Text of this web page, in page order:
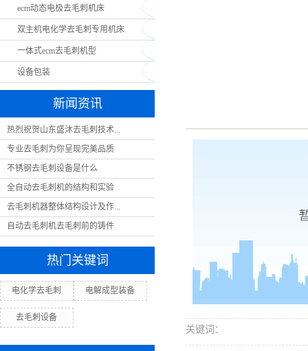
ecm动态电极去毛刺机床
双主机电化学去毛刺专用机床
一体式ecm去毛刺机型
设备包装
新闻资讯
热烈祝贺山东盛沐去毛刺技术...
专业去毛刺为你呈现完美品质
不锈钢去毛刺设备是什么
全自动去毛刺机的结构和实验
去毛刺机器整体结构设计及作...
自动去毛刺机去毛刺前的铸件
热门关键词
电化学去毛刺 电解成型装备
去毛刺设备
关键词：